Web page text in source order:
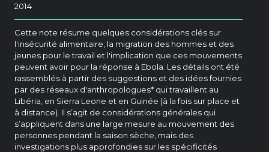
2014
Cette note résume quelques considérations clés sur
l'insécurité alimentaire, la migration des hommes et des
jeunes pour le travail et l'implication que ces mouvements
peuvent avoir pour la réponse à Ebola. Les détails ont été
rassemblés à partir des suggestions et des idées fournies
par des réseaux d'anthropologues* qui travaillent au
Libéria, en Sierra Leone et en Guinée (à la fois sur place et
à distance). Il s’agit de considérations générales qui
s’appliquent dans une large mesure au mouvement des
personnes pendant la saison sèche, mais des
investigations plus approfondies sur les spécificités